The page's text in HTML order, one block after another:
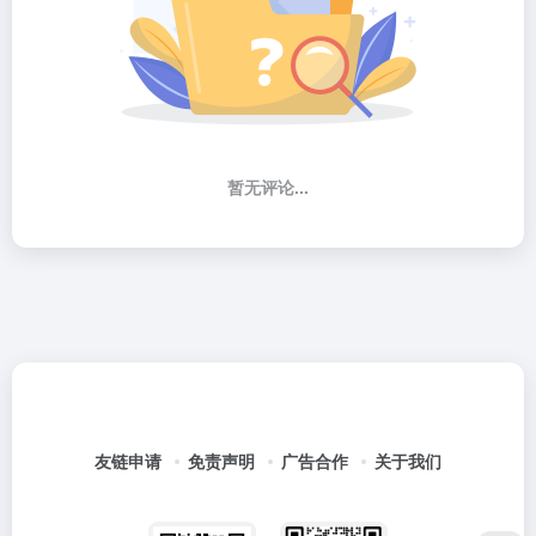
暂无评论...
友链申请 免责声明 广告合作 关于我们